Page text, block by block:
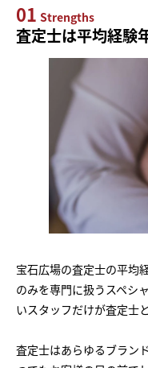
01 Strengths
査定士は平均経験
宝石広場の査定士の平均
のみを専門に扱うスペシ
いスタッフだけが査定士
査定士はあらゆるブラン